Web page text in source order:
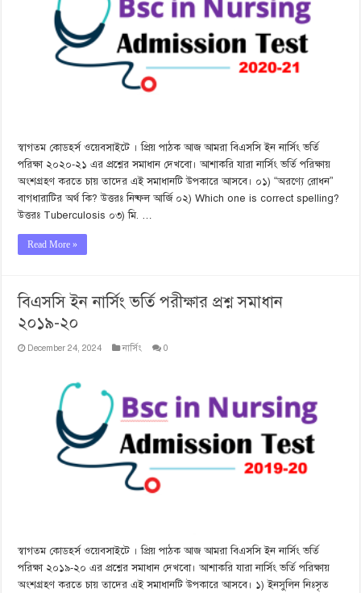
স্বাগতম কোডহর্স ওয়েবসাইটে । প্রিয় পাঠক আজ আমরা বিএসসি ইন নার্সিং ভর্তি
পরিক্ষা ২০২০-২১ এর প্রশ্নের সমাধান দেখবো। আশাকরি যারা নার্সিং ভর্তি পরিক্ষায়
অংশগ্রহণ করতে চায় তাদের এই সমাধানটি উপকারে আসবে। ০১) “অরণ্যে রোধন”
বাগধারাটির অর্থ কি? উত্তরঃ নিষ্ফল আর্জি ০২) Which one is correct spelling?
উত্তরঃ Tuberculosis ০৩) মি. …
Read More »
বিএসসি ইন নার্সিং ভর্তি পরীক্ষার প্রশ্ন সমাধান
২০১৯-২০
December 24, 2024 নার্সিং 0
স্বাগতম কোডহর্স ওয়েবসাইটে । প্রিয় পাঠক আজ আমরা বিএসসি ইন নার্সিং ভর্তি
পরিক্ষা ২০১৯-২০ এর প্রশ্নের সমাধান দেখবো। আশাকরি যারা নার্সিং ভর্তি পরিক্ষায়
অংশগ্রহণ করতে চায় তাদের এই সমাধানটি উপকারে আসবে। ১) ইনসুলিন নিঃসৃত